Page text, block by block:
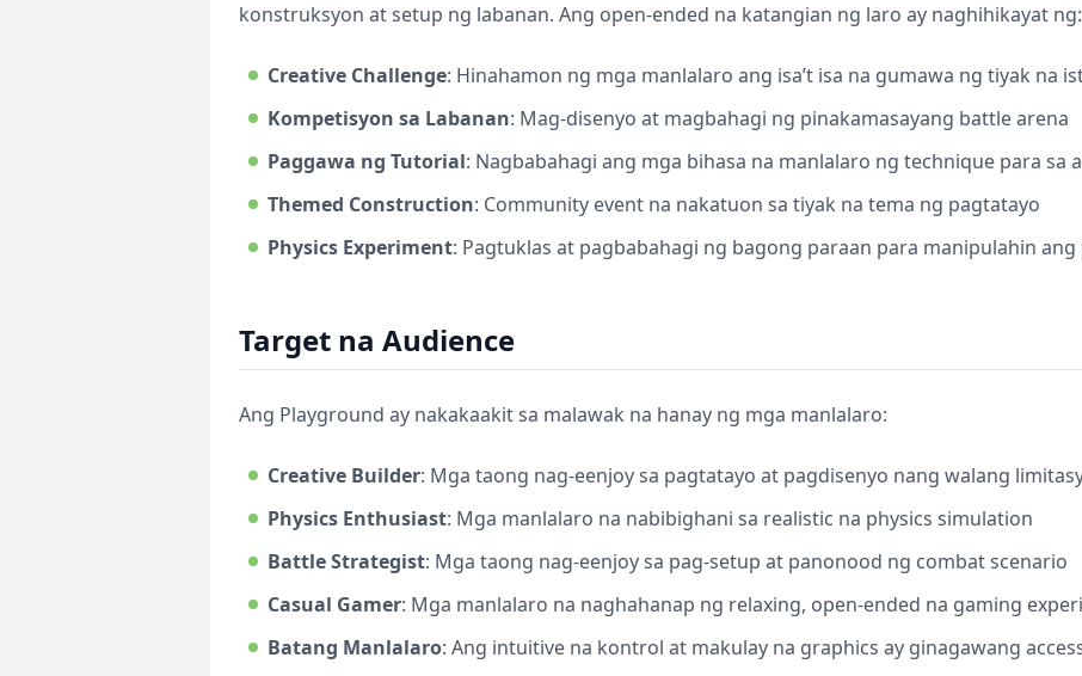
konstruksyon at setup ng labanan. Ang open-ended na katangian ng laro ay naghihikayat ng:
Creative Challenge: Hinahamon ng mga manlalaro ang isa’t isa na gumawa ng tiyak na
Kompetisyon sa Labanan: Mag-disenyo at magbahagi ng pinakamasayang battle arena
Paggawa ng Tutorial: Nagbabahagi ang mga bihasa na manlalaro ng technique para sa
Themed Construction: Community event na nakatuon sa tiyak na tema ng pagtatayo
Physics Experiment: Pagtuklas at pagbabahagi ng bagong paraan para manipulahin
Target na Audience
Ang Playground ay nakakaakit sa malawak na hanay ng mga manlalaro:
Creative Builder: Mga taong nag-eenjoy sa pagtatayo at pagdisenyo nang walang
Physics Enthusiast: Mga manlalaro na nabibighani sa realistic na physics simulation
Battle Strategist: Mga taong nag-eenjoy sa pag-setup at panonood ng combat scenario
Casual Gamer: Mga manlalaro na naghahanap ng relaxing, open-ended na gaming
Batang Manlalaro: Ang intuitive na kontrol at makulay na graphics ay ginagawang